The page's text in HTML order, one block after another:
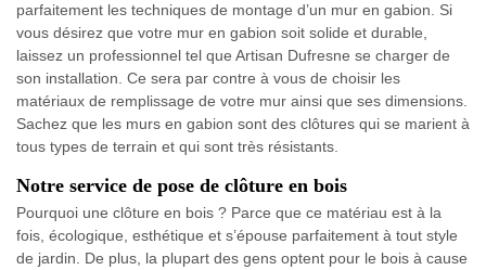
parfaitement les techniques de montage d’un mur en gabion. Si
vous désirez que votre mur en gabion soit solide et durable,
laissez un professionnel tel que Artisan Dufresne se charger de
son installation. Ce sera par contre à vous de choisir les
matériaux de remplissage de votre mur ainsi que ses dimensions.
Sachez que les murs en gabion sont des clôtures qui se marient à
tous types de terrain et qui sont très résistants.
Notre service de pose de clôture en bois
Pourquoi une clôture en bois ? Parce que ce matériau est à la
fois, écologique, esthétique et s’épouse parfaitement à tout style
de jardin. De plus, la plupart des gens optent pour le bois à cause